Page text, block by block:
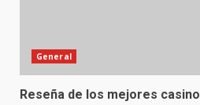
General
Reseña de los mejores